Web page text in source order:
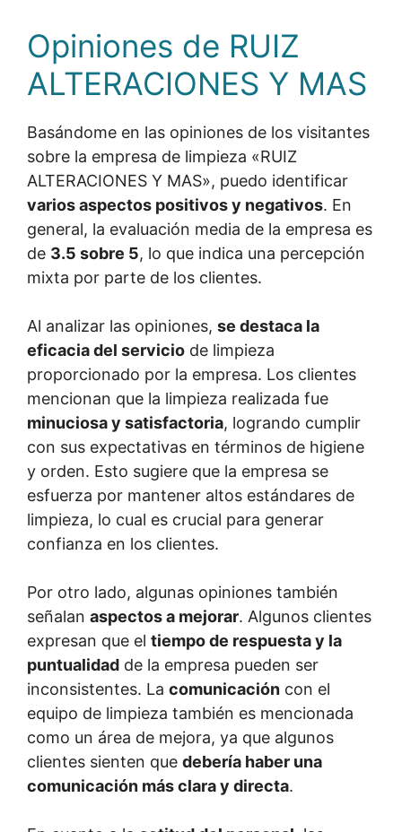
Opiniones de RUIZ
ALTERACIONES Y MAS
Basándome en las opiniones de los visitantes
sobre la empresa de limpieza «RUIZ
ALTERACIONES Y MAS», puedo identificar
varios aspectos positivos y negativos. En
general, la evaluación media de la empresa es
de 3.5 sobre 5, lo que indica una percepción
mixta por parte de los clientes.
Al analizar las opiniones, se destaca la
eficacia del servicio de limpieza
proporcionado por la empresa. Los clientes
mencionan que la limpieza realizada fue
minuciosa y satisfactoria, logrando cumplir
con sus expectativas en términos de higiene
y orden. Esto sugiere que la empresa se
esfuerza por mantener altos estándares de
limpieza, lo cual es crucial para generar
confianza en los clientes.
Por otro lado, algunas opiniones también
señalan aspectos a mejorar. Algunos clientes
expresan que el tiempo de respuesta y la
puntualidad de la empresa pueden ser
inconsistentes. La comunicación con el
equipo de limpieza también es mencionada
como un área de mejora, ya que algunos
clientes sienten que debería haber una
comunicación más clara y directa.